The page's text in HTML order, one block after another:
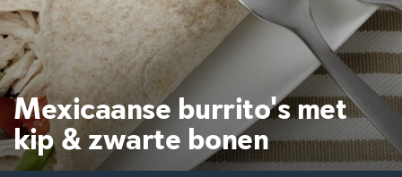
Mexicaanse burrito's met
kip & zwarte bonen